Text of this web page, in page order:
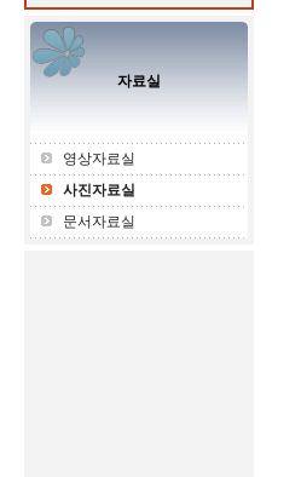
자료실
영상자료실
사진자료실
문서자료실